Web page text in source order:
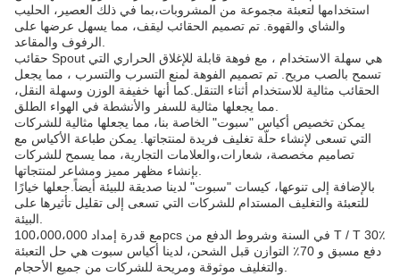
استخدامها لتعبئة مجموعة من المشروبات،بما في ذلك العصير، الحليب
والشاي والقهوة. تم تصميم الحقائب ليقف، مما يسهل عرضها على
حقائب Spout هي سهلة الاستخدام ، مع فوهة قابلة للإغلاق الحراري التي
تسمح بالصب مريح. تم تصميم الفوهة لمنع التسرب والتسرب ، مما يجعل
الحقائب مثالية للاستخدام أثناء التنقل.كما أنها خفيفة الوزن وسهلة النقل،
يمكن تخصيص أكياس "سبوت" الخاصة بنا، مما يجعلها مثالية للشركات
التي تسعى لإنشاء حلّة تغليف فريدة لمنتجاتها. يمكن طباعة الأكياس مع
تصاميم مخصصة، شعارات،والعلامات التجارية، مما يسمح للشركات
بالإضافة إلى تنوعها، كيسات "سبوت" لدينا صديقة للبيئة أيضاً.جعلها خيارًا
للتعبئة والتغليف المستدام للشركات التي تسعى إلى تقليل تأثيرها على
مع قدرة إمداد 100،000،000pcs في السنة وشروط الدفع من T / T 30٪
دفع مسبق و 70٪ التوازن قبل الشحن، لدينا أكياس سبوت هي حل التعبئة